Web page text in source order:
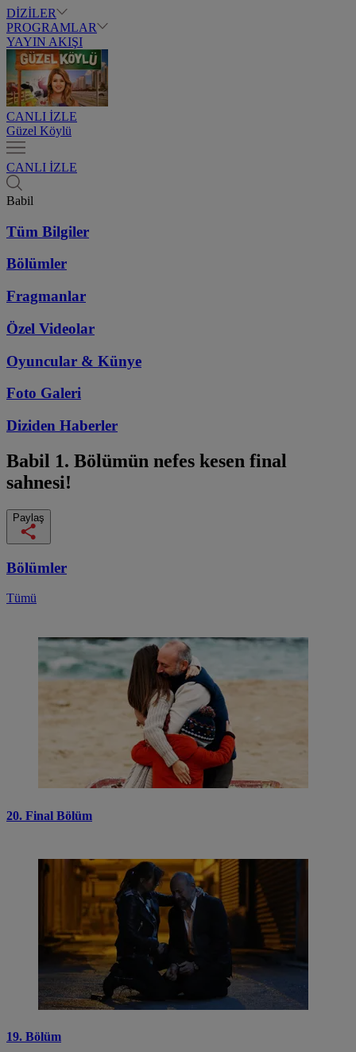
DİZİLER
PROGRAMLAR
YAYIN AKIŞI
CANLI İZLE
Güzel Köylü
CANLI İZLE
Babil
Tüm Bilgiler
Bölümler
Fragmanlar
Özel Videolar
Oyuncular & Künye
Foto Galeri
Diziden Haberler
Babil 1. Bölümün nefes kesen final
sahnesi!
Paylaş
Bölümler
Tümü
20. Final Bölüm
19. Bölüm